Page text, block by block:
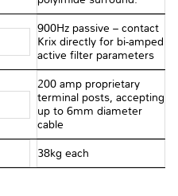
900Hz passive – contact
Krix directly for bi-amped
active filter parameters
200 amp proprietary
terminal posts, accepting
up to 6mm diameter
cable
38kg each